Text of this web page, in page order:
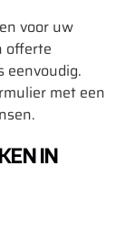
voor uw
offerte
eenvoudig.
met een
IN